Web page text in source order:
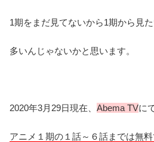
1期をまだ見てないから1期から見
多いんじゃないかと思います。
2020年3月29日現在、 Abema TVに
アニメ１期の１話～６話までは無